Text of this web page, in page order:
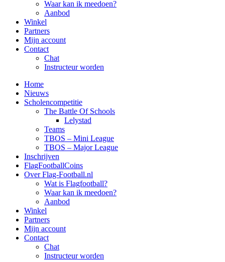
Waar kan ik meedoen?
Aanbod
Winkel
Partners
Mijn account
Contact
Chat
Instructeur worden
Home
Nieuws
Scholencompetitie
The Battle Of Schools
Lelystad
Teams
TBOS – Mini League
TBOS – Major League
Inschrijven
FlagFootballCoins
Over Flag-Football.nl
Wat is Flagfootball?
Waar kan ik meedoen?
Aanbod
Winkel
Partners
Mijn account
Contact
Chat
Instructeur worden